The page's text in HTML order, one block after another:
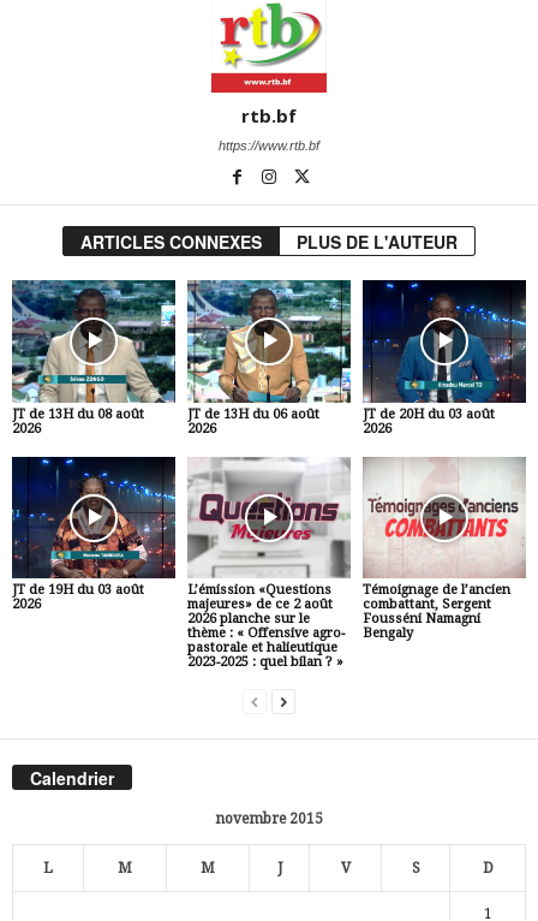
rtb.bf
https://www.rtb.bf
ARTICLES CONNEXES PLUS DE L'AUTEUR
JT de 13H du 08 août
2026
JT de 13H du 06 août
2026
JT de 20H du 03 août
2026
JT de 19H du 03 août
2026
L’émission «Questions
majeures» de ce 2 août
2026 planche sur le
thème : « Offensive agro-
pastorale et halieutique
2023-2025 : quel bilan ? »
Témoignage de l’ancien
combattant, Sergent
Fousséni Namagni
Bengaly
Calendrier
novembre 2015
L M M J V S D
1